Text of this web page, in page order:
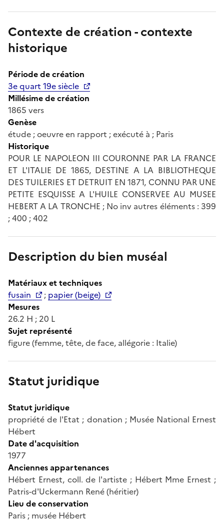
Contexte de création - contexte
historique
Période de création
3e quart 19e siècle
Millésime de création
1865 vers
Genèse
étude ; oeuvre en rapport ; exécuté à ; Paris
Historique
POUR LE NAPOLEON III COURONNE PAR LA FRANCE
ET L'ITALIE DE 1865, DESTINE A LA BIBLIOTHEQUE
DES TUILERIES ET DETRUIT EN 1871, CONNU PAR UNE
PETITE ESQUISSE A L'HUILE CONSERVEE AU MUSEE
HEBERT A LA TRONCHE ; No inv autres éléments : 399
; 400 ; 402
Description du bien muséal
Matériaux et techniques
fusain
; papier (beige)
Mesures
26.2 H ; 20 L
Sujet représenté
figure (femme, tête, de face, allégorie : Italie)
Statut juridique
Statut juridique
propriété de l'Etat ; donation ; Musée National Ernest
Hébert
Date d'acquisition
1977
Anciennes appartenances
Hébert Ernest, coll. de l'artiste ; Hébert Mme Ernest ;
Patris-d'Uckermann René (héritier)
Lieu de conservation
Paris ; musée Hébert